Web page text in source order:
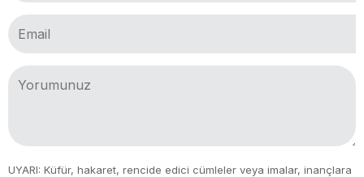
UYARI: Küfür, hakaret, rencide edici cümleler veya imalar, inançlara